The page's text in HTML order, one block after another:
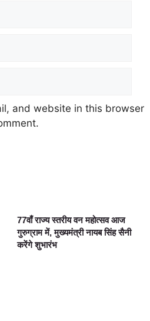
and website in this browser
77वाँ राज्य स्तरीय वन महोत्सव आज
गुरुग्राम में, मुख्यमंत्री नायब सिंह सैनी
करेंगे शुभारंभ